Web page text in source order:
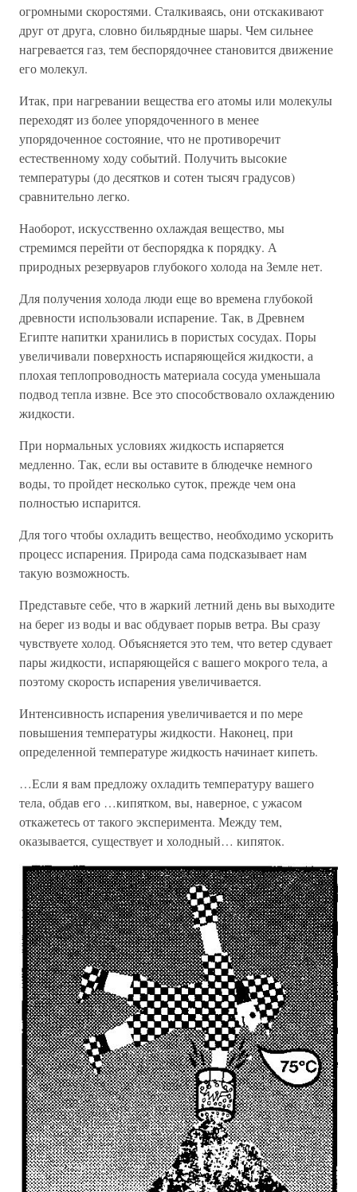
огромными скоростями. Сталкиваясь, они отскакивают
друг от друга, словно бильярдные шары. Чем сильнее
нагревается газ, тем беспорядочнее становится движение
его молекул.
Итак, при нагревании вещества его атомы или молекулы
переходят из более упорядоченного в менее
упорядоченное состояние, что не противоречит
естественному ходу событий. Получить высокие
температуры (до десятков и сотен тысяч градусов)
сравнительно легко.
Наоборот, искусственно охлаждая вещество, мы
стремимся перейти от беспорядка к порядку. А
природных резервуаров глубокого холода на Земле нет.
Для получения холода люди еще во времена глубокой
древности использовали испарение. Так, в Древнем
Египте напитки хранились в пористых сосудах. Поры
увеличивали поверхность испаряющейся жидкости, а
плохая теплопроводность материала сосуда уменьшала
подвод тепла извне. Все это способствовало охлаждению
жидкости.
При нормальных условиях жидкость испаряется
медленно. Так, если вы оставите в блюдечке немного
воды, то пройдет несколько суток, прежде чем она
полностью испарится.
Для того чтобы охладить вещество, необходимо ускорить
процесс испарения. Природа сама подсказывает нам
такую возможность.
Представьте себе, что в жаркий летний день вы выходите
на берег из воды и вас обдувает порыв ветра. Вы сразу
чувствуете холод. Объясняется это тем, что ветер сдувает
пары жидкости, испаряющейся с вашего мокрого тела, а
поэтому скорость испарения увеличивается.
Интенсивность испарения увеличивается и по мере
повышения температуры жидкости. Наконец, при
определенной температуре жидкость начинает кипеть.
…Если я вам предложу охладить температуру вашего
тела, обдав его …кипятком, вы, наверное, с ужасом
откажетесь от такого эксперимента. Между тем,
оказывается, существует и холодный… кипяток.